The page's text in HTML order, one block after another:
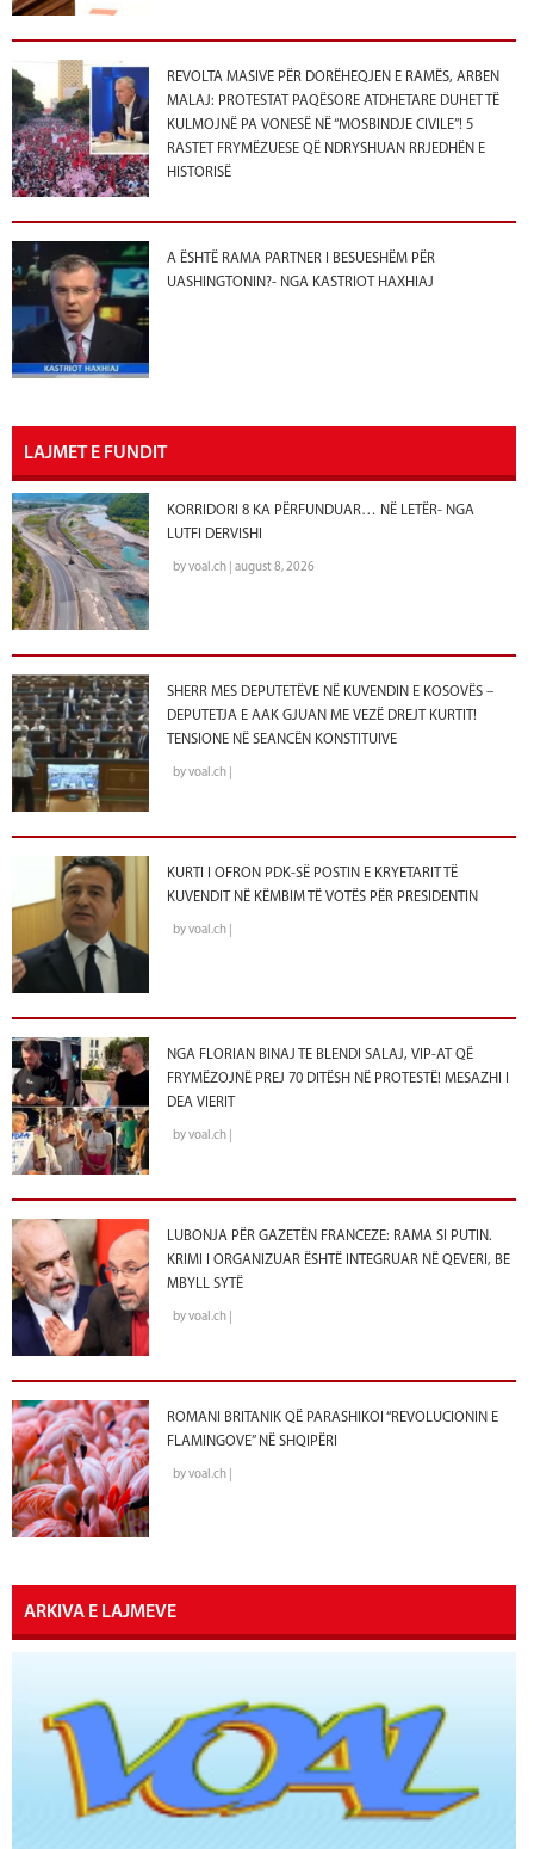
REVOLTA MASIVE PËR DORËHEQJEN E RAMËS, ARBEN
MALAJ: PROTESTAT PAQËSORE ATDHETARE DUHET TË
KULMOJNË PA VONESË NË “MOSBINDJE CIVILE”! 5
RASTET FRYMËZUESE QË NDRYSHUAN RRJEDHËN E
HISTORISË
A ËSHTË RAMA PARTNER I BESUESHËM PËR
UASHINGTONIN?- NGA KASTRIOT HAXHIAJ
LAJMET E FUNDIT
KORRIDORI 8 KA PËRFUNDUAR… NË LETËR- NGA
LUTFI DERVISHI
by voal.ch | august 8, 2026
SHERR MES DEPUTETËVE NË KUVENDIN E KOSOVËS –
DEPUTETJA E AAK GJUAN ME VEZË DREJT KURTIT!
TENSIONE NË SEANCËN KONSTITUIVE
by voal.ch |
KURTI I OFRON PDK-SË POSTIN E KRYETARIT TË
KUVENDIT NË KËMBIM TË VOTËS PËR PRESIDENTIN
by voal.ch |
NGA FLORIAN BINAJ TE BLENDI SALAJ, VIP-AT QË
FRYMËZOJNË PREJ 70 DITËSH NË PROTESTË! MESAZHI I
DEA VIERIT
by voal.ch |
LUBONJA PËR GAZETËN FRANCEZE: RAMA SI PUTIN.
KRIMI I ORGANIZUAR ËSHTË INTEGRUAR NË QEVERI, BE
MBYLL SYTË
by voal.ch |
ROMANI BRITANIK QË PARASHIKOI “REVOLUCIONIN E
FLAMINGOVE” NË SHQIPËRI
by voal.ch |
ARKIVA E LAJMEVE